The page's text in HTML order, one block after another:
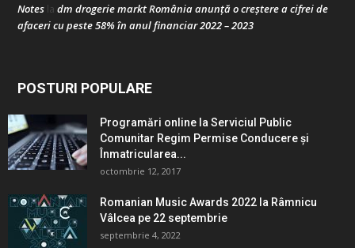
Notes la dm drogerie markt România anunță o creștere a cifrei de
afaceri cu peste 58% în anul financiar 2022 – 2023
POSTURI POPULARE
Programări online la Serviciul Public
Comunitar Regim Permise Conducere şi
Înmatricularea...
octombrie 12, 2017
Romanian Music Awards 2022 la Râmnicu
Vâlcea pe 22 septembrie
septembrie 4, 2022